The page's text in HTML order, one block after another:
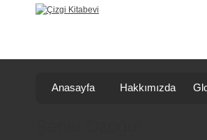
Anasayfa Hakkımızda